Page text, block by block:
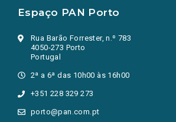
Espaço PAN Porto
Rua Barão Forrester, n.º 783
4050-273 Porto
Portugal
2ª a 6ª das 10h00 às 16h00
+351 228 329 273
porto@pan.com.pt